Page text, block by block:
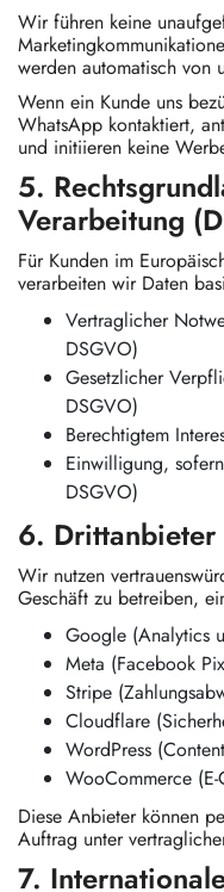
Wir führen keine
werden automatisch von
Wenn ein Kunde uns
WhatsApp kontaktiert,
und initiieren keine
5.
Verarbeitung
Für Kunden im
verarbeiten wir Daten
Vertraglicher
DSGVO)
Gesetzlicher
DSGVO)
Berechtigtem
Einwilligung,
DSGVO)
6. Drittanbieter
Wir nutzen
Geschäft zu betreiben,
Google (Analytics
Meta (Facebook
Stripe
Cloudflare
WordPress
WooCommerce
Diese Anbieter können
Auftrag unter
7.